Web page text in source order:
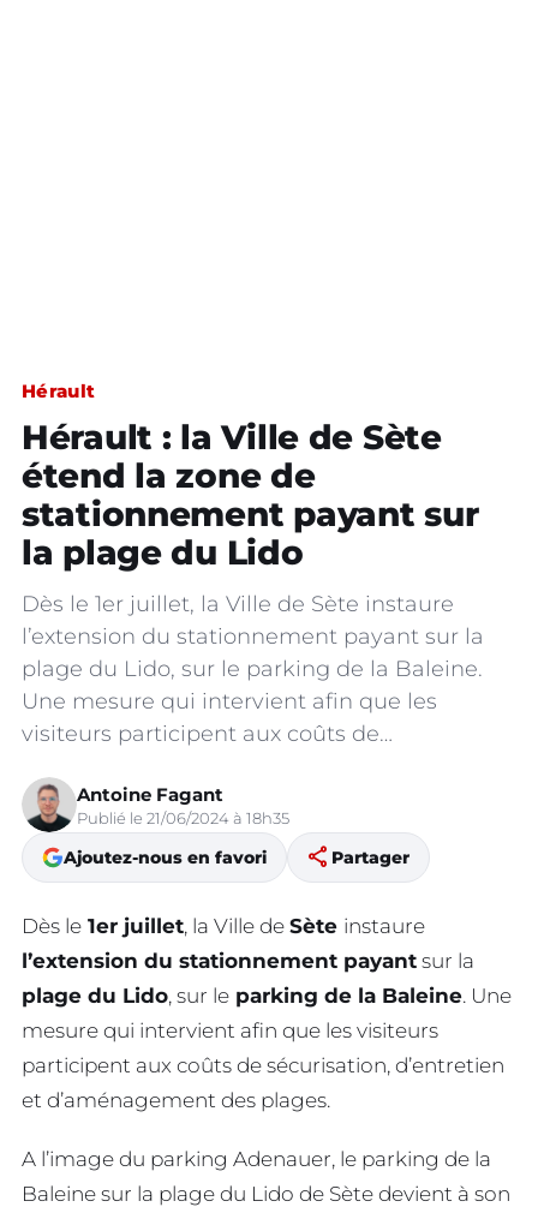
Hérault
Hérault : la Ville de Sète
étend la zone de
stationnement payant sur
la plage du Lido
Dès le 1er juillet, la Ville de Sète instaure
l’extension du stationnement payant sur la
plage du Lido, sur le parking de la Baleine.
Une mesure qui intervient afin que les
visiteurs participent aux coûts de…
Antoine Fagant
Publié le 21/06/2024 à 18h35
Ajoutez-nous en favori share Partager
Dès le 1er juillet, la Ville de Sète instaure
l’extension du stationnement payant sur la
plage du Lido, sur le parking de la Baleine. Une
mesure qui intervient afin que les visiteurs
participent aux coûts de sécurisation, d’entretien
et d’aménagement des plages.
A l’image du parking Adenauer, le parking de la
Baleine sur la plage du Lido de Sète devient à son